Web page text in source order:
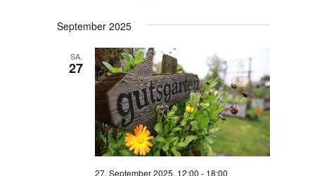
September 2025
SA.
27
27. September 2025, 12:00 - 18:00